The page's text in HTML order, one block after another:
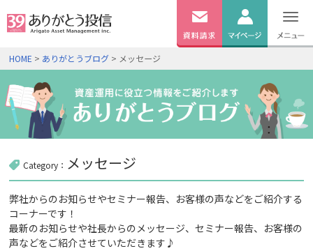
請求
HOME > ありがとうブログ > メッセージ
Category： メッセージ
弊社からのお知らせやセミナー報告、お客様の声などをご紹介する
コーナーです！
最新のお知らせや社長からのメッセージ、セミナー報告、お客様の
声などをご紹介させていただきます♪